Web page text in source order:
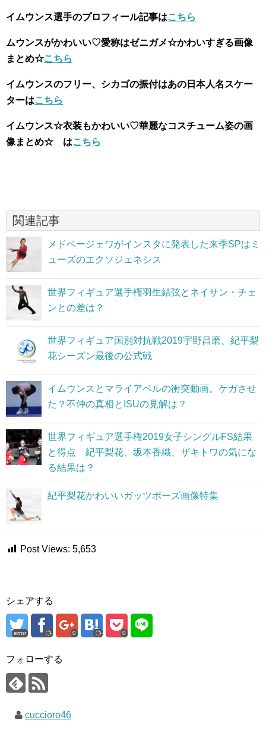
イムウンス選手のプロフィール記事はこちら
ムウンスがかわいい♡愛称はゼニガメ☆かわいすぎる画像
まとめ☆こちら
イムウンスのフリー、シカゴの振付はあの日本人名スケー
ターはこちら
イムウンス☆衣装もかわいい♡華麗なコスチューム姿の画
像まとめ☆ はこちら
関連記事
メドベージェワがインスタに発表した来季SPはミ
ューズのエクソジェネシス
世界フィギュア選手権羽生結弦とネイサン・チェ
ンとの差は？
世界フィギュア国別対抗戦2019宇野昌磨、紀平梨
花シーズン最後の公式戦
イムウンスとマライアベルの衝突動画。ケガさせ
た？不仲の真相とISUの見解は？
世界フィギュア選手権2019女子シングルFS結果
と得点 紀平梨花、坂本香織、ザキトワの気にな
る結果は？
紀平梨花かわいいガッツポーズ画像特集
Post Views: 5,653
シェアする
error 0 0
フォローする
cuccioro46